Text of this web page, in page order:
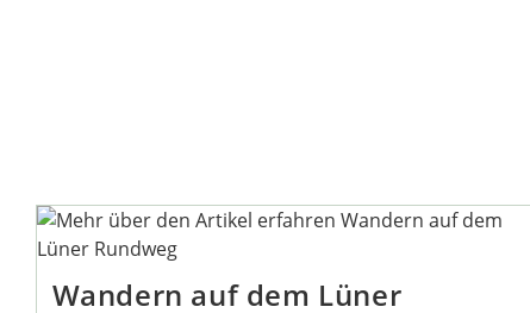
Wandern auf dem Lüner